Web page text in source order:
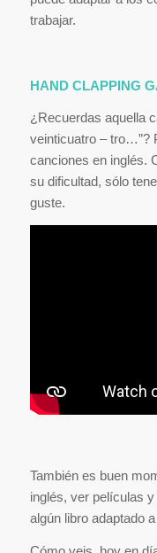
trabajar.
HAND CLAPPING
¿Recuerdas aquella
veinticuatro – tro…”?
canciones en inglés.
su dificultad, sólo
guste.
También es buen
inglés, ver películas
algún libro adaptado